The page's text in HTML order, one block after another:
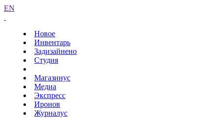
EN
Новое
Инвентарь
Задизайнено
Студия
Магазинус
Медиа
Экспресс
Иронов
Журналус